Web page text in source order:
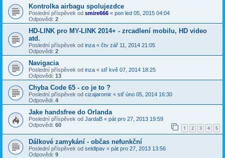
Kontrolka airbagu spolujezdce
Poslední příspěvek od smire666 « pon led 05, 2015 04:04
Odpovědi: 2
HD-LINK pro MY-LINK 2014+ - zrcadlení mobilu, HD video
atd.
Poslední příspěvek od inza « čtv zář 11, 2014 21:05
Odpovědi: 2
Navigacia
Poslední příspěvek od inza « stř kvě 07, 2014 18:25
Odpovědi: 13
Chyba Code 65 - co je to ?
Poslední příspěvek od cizajaromir « stř úno 05, 2014 16:30
Odpovědi: 4
Jake handsfree do Orlanda
Poslední příspěvek od JardaB « pát pro 27, 2013 19:59
Odpovědi: 60 1 2 3 4 5
Dálkové zamykání - občas nefunkční
Poslední příspěvek od seidlpav « pát pro 27, 2013 13:56
Odpovědi: 9